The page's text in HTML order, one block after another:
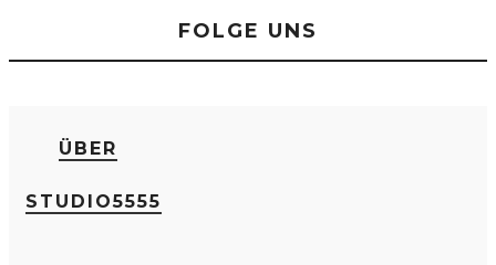
FOLGE UNS
ÜBER
STUDIO5555